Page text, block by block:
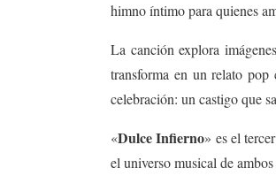
himno íntimo para quienes
La canción explora
transforma en un relato
celebración: un castigo que
«Dulce Infierno» es el
el universo musical de